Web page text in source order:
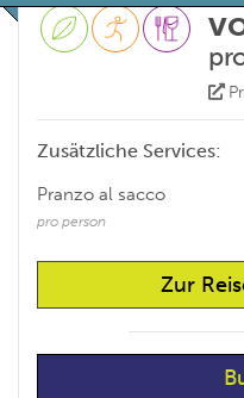
Zusätzliche Services:
Pranzo al sacco
pro person
Zur